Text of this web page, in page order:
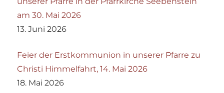
am 30. Mai 2026
13. Juni 2026
Feier der Erstkommunion in unserer Pfarre zu
Christi Himmelfahrt, 14. Mai 2026
18. Mai 2026